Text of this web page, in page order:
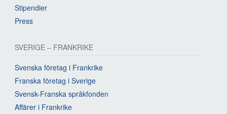
Stipendier
Press
SVERIGE – FRANKRIKE
Svenska företag i Frankrike
Franska företag i Sverige
Svensk-Franska språkfonden
Affärer i Frankrike